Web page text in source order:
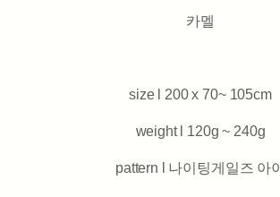
카멜
size l 200 x 70~ 105cm
weight l 120g ~ 240g
pattern l 나이팅게일즈 아이